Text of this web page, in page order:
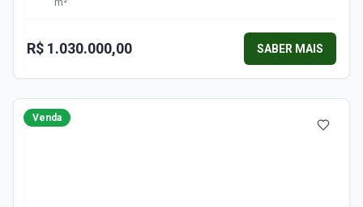
m²
R$ 1.030.000,00 SABER MAIS
Venda